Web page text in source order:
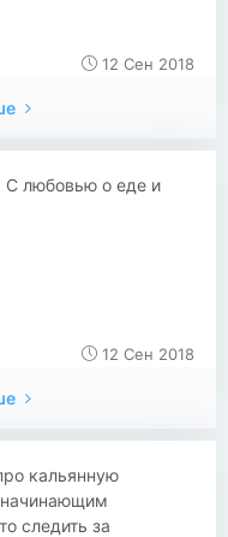
12 Сен 2018
С любовью о еде и
12 Сен 2018
кальянную
начинающим
следить за